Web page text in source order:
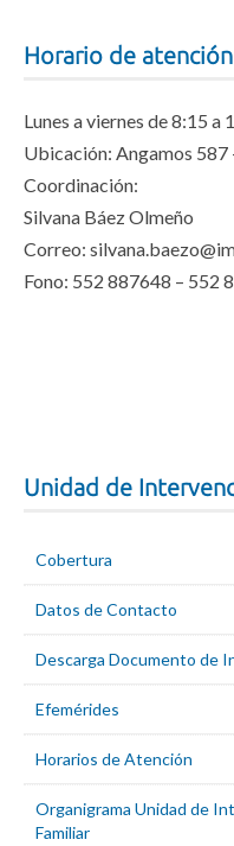
Horario de atención
Lunes a viernes de 8:15 a
Ubicación: Angamos 587
Coordinación:
Silvana Báez Olmeño
Correo:
Fono: 552 887648 – 552
Unidad de
Cobertura
Datos de Contacto
Descarga Documento de
Efemérides
Horarios de Atención
Organigrama Unidad de
Familiar